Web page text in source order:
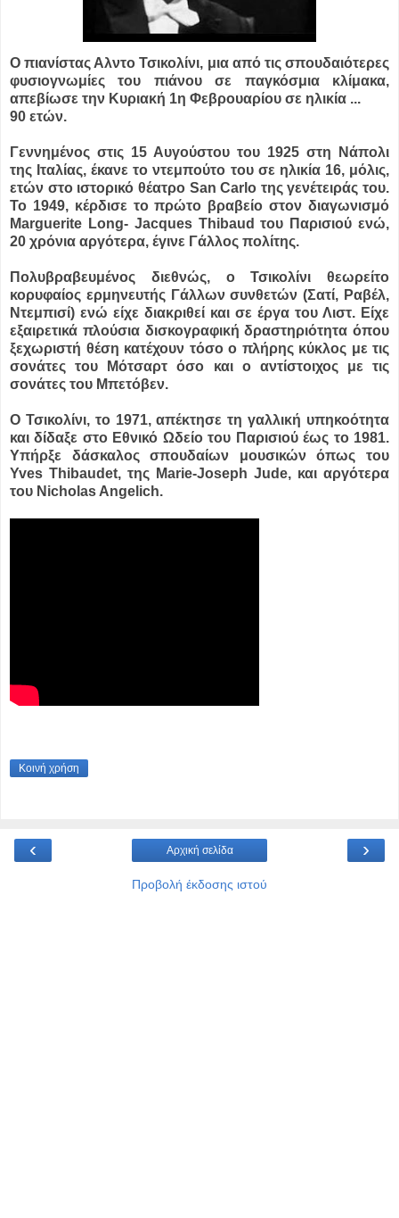
Ο πιανίστας Αλντο Τσικολίνι, μια από τις σπουδαιότερες
φυσιογνωμίες του πιάνου σε παγκόσμια κλίμακα,
απεβίωσε την Κυριακή 1η Φεβρουαρίου σε ηλικία ...
90 ετών.
Γεννημένος στις 15 Αυγούστου του 1925 στη Νάπολι
της Ιταλίας, έκανε το ντεμπούτο του σε ηλικία 16, μόλις,
ετών στο ιστορικό θέατρο San Carlo της γενέτειράς του.
Το 1949, κέρδισε το πρώτο βραβείο στον διαγωνισμό
Marguerite Long- Jacques Thibaud του Παρισιού ενώ,
20 χρόνια αργότερα, έγινε Γάλλος πολίτης.
Πολυβραβευμένος διεθνώς, ο Τσικολίνι θεωρείτο
κορυφαίος ερμηνευτής Γάλλων συνθετών (Σατί, Ραβέλ,
Ντεμπισί) ενώ είχε διακριθεί και σε έργα του Λιστ. Είχε
εξαιρετικά πλούσια δισκογραφική δραστηριότητα όπου
ξεχωριστή θέση κατέχουν τόσο ο πλήρης κύκλος με τις
σονάτες του Μότσαρτ όσο και ο αντίστοιχος με τις
σονάτες του Μπετόβεν.
Ο Τσικολίνι, το 1971, απέκτησε τη γαλλική υπηκοότητα
και δίδαξε στο Εθνικό Ωδείο του Παρισιού έως το 1981.
Υπήρξε δάσκαλος σπουδαίων μουσικών όπως του
Yves Thibaudet, της Marie-Joseph Jude, και αργότερα
του Nicholas Angelich.
Κοινή χρήση
‹ ›
Αρχική σελίδα
Προβολή έκδοσης ιστού